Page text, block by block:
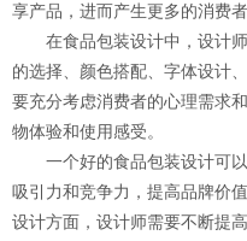
享产品，进而产生更多的消费
在食品包装设计中，设计师
的选择、颜色搭配、字体设计
要充分考虑消费者的心理需求
物体验和使用感受。
一个好的食品包装设计可以
吸引力和竞争力，提高品牌价
设计方面，设计师需要不断提